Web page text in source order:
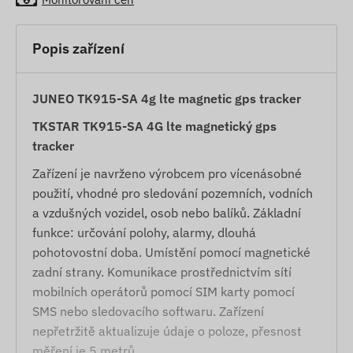
Popis zařízení
JUNEO TK915-SA 4g lte magnetic gps tracker
TKSTAR TK915-SA 4G lte magnetický gps
tracker
Zařízení je navrženo výrobcem pro vícenásobné
použití, vhodné pro sledování pozemních, vodních
a vzdušných vozidel, osob nebo balíků. Základní
funkce: určování polohy, alarmy, dlouhá
pohotovostní doba. Umístění pomocí magnetické
zadní strany. Komunikace prostřednictvím sítí
mobilních operátorů pomocí SIM karty pomocí
SMS nebo sledovacího softwaru. Zařízení
nepřetržitě aktualizuje údaje o poloze, přesnost